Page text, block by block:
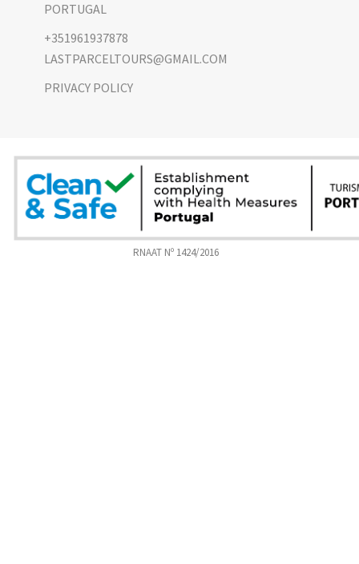
PORTUGAL
+351961937878
LASTPARCELTOURS@GMAIL.COM
PRIVACY POLICY
RNAAT Nº 1424/2016